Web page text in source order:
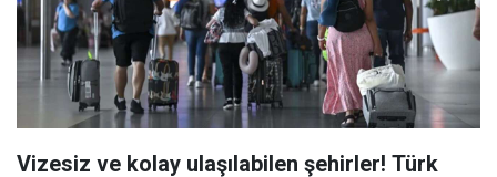
Vizesiz ve kolay ulaşılabilen şehirler! Türk